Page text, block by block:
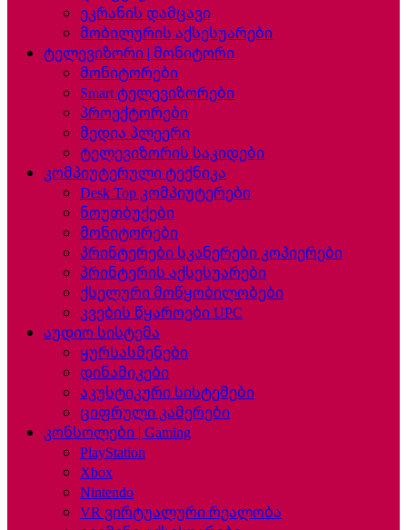
ეკრანის დამცავი
მობილურის აქსესუარები
ტელევიზორი | მონიტორი
მონიტორები
Smart ტელევიზორები
პროექტორები
მედია პლეერი
ტელევიზორის საკიდები
კომპიუტერული ტექნიკა
Desk Top კომპიუტერები
ნოუთბუქები
მონიტორები
პრინტერები სკანერები კოპიერები
პრინტერის აქსესუარები
ქსელური მოწყობილობები
კვების წყაროები UPC
აუდიო სისტემა
ყურსასმენები
დინამიკები
აკუსტიკური სისტემები
ციფრული კამერები
კონსოლები | Gaming
PlayStation
Xbox
Nintendo
VR ვირტუალური რეალობა